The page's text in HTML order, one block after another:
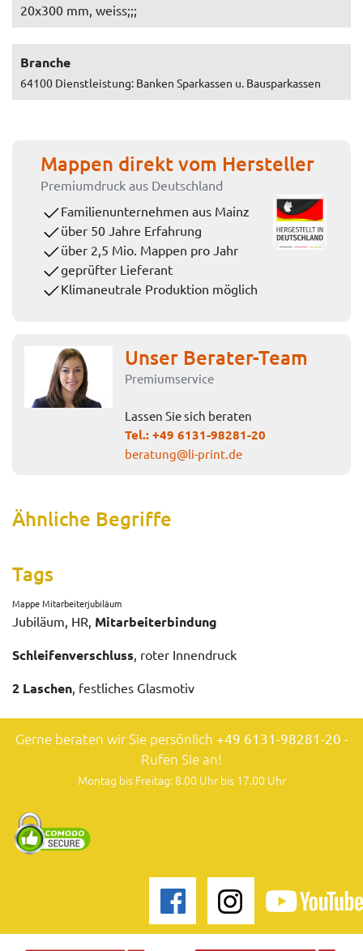
20x300 mm, weiss;;;
Branche
64100 Dienstleistung: Banken Sparkassen u. Bausparkassen
Mappen direkt vom Hersteller
Premiumdruck aus Deutschland
Familienunternehmen aus Mainz
über 50 Jahre Erfahrung
über 2,5 Mio. Mappen pro Jahr
geprüfter Lieferant
Klimaneutrale Produktion möglich
Unser Berater-Team
Premiumservice
Lassen Sie sich beraten
Tel.:+49 6131-98281-20
beratung@li-print.de
Ähnliche Begriffe
Tags
Mappe Mitarbeiterjubiläum
Jubiläum, HR, Mitarbeiterbindung
Schleifenverschluss, roter Innendruck
2 Laschen, festliches Glasmotiv
Gerne beraten wir Sie persönlich +49 6131-98281-20 -
Rufen Sie an!
Montag bis Freitag: 8.00 Uhr bis 17.00 Uhr